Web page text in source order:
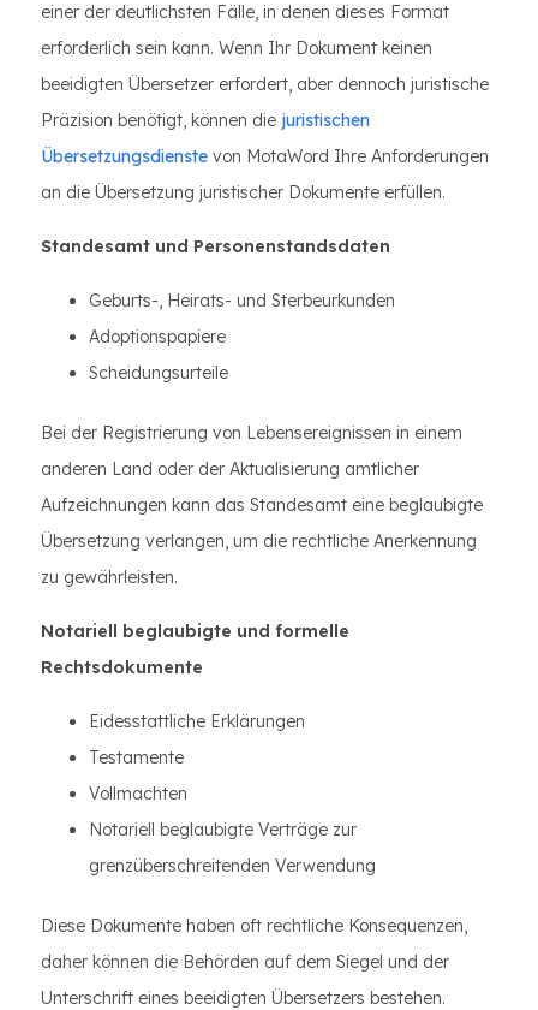
einer der deutlichsten Fälle, in denen dieses Format
erforderlich sein kann. Wenn Ihr Dokument keinen
beeidigten Übersetzer erfordert, aber dennoch juristische
Präzision benötigt, können die juristischen
Übersetzungsdienste von MotaWord Ihre Anforderungen
an die Übersetzung juristischer Dokumente erfüllen.
Standesamt und Personenstandsdaten
Geburts-, Heirats- und Sterbeurkunden
Adoptionspapiere
Scheidungsurteile
Bei der Registrierung von Lebensereignissen in einem
anderen Land oder der Aktualisierung amtlicher
Aufzeichnungen kann das Standesamt eine beglaubigte
Übersetzung verlangen, um die rechtliche Anerkennung
zu gewährleisten.
Notariell beglaubigte und formelle
Rechtsdokumente
Eidesstattliche Erklärungen
Testamente
Vollmachten
Notariell beglaubigte Verträge zur
grenzüberschreitenden Verwendung
Diese Dokumente haben oft rechtliche Konsequenzen,
daher können die Behörden auf dem Siegel und der
Unterschrift eines beeidigten Übersetzers bestehen.